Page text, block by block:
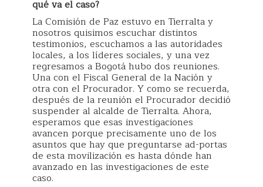
qué va el caso?
La Comisión de Paz estuvo en Tierralta y
nosotros quisimos escuchar distintos
testimonios, escuchamos a las autoridades
locales, a los líderes sociales, y una vez
regresamos a Bogotá hubo dos reuniones.
Una con el Fiscal General de la Nación y
otra con el Procurador. Y como se recuerda,
después de la reunión el Procurador decidió
suspender al alcalde de Tierralta. Ahora,
esperamos que esas investigaciones
avancen porque precisamente uno de los
asuntos que hay que preguntarse ad-portas
de esta movilización es hasta dónde han
avanzado en las investigaciones de este
caso.